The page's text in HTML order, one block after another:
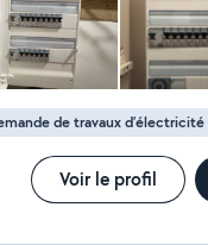
de travaux d’électricité
Voir le profil